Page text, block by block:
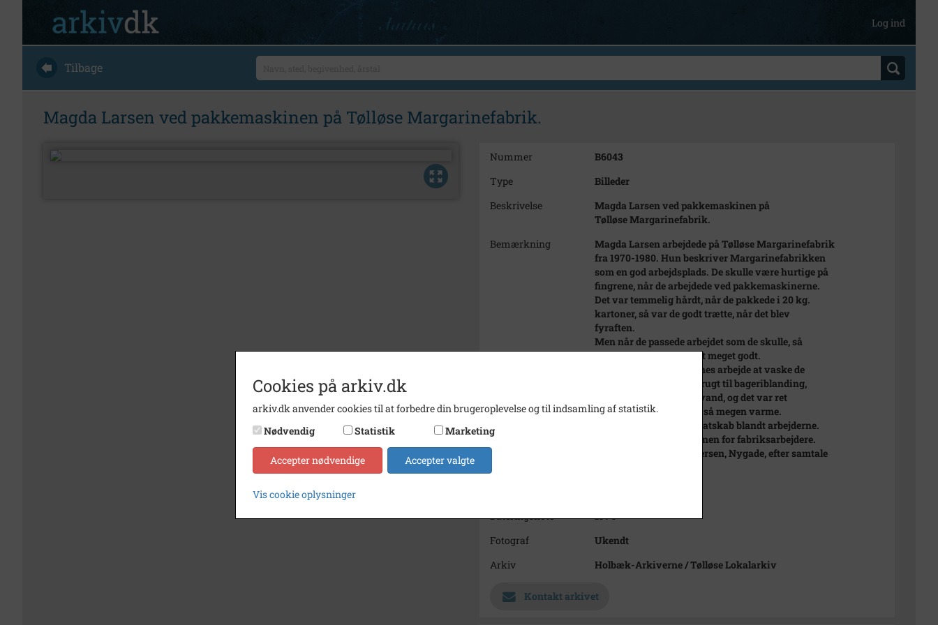
Log ind
Tilbage
Magda Larsen ved pakkemaskinen på Tølløse Margarinefabrik.
Nummer
B6043
Type
Billeder
Beskrivelse
Magda Larsen ved pakkemaskinen på
Tølløse Margarinefabrik.
Bemærkning
Magda Larsen arbejdede på Tølløse Margarinefabrik
fra 1970-1980. Hun beskriver Margarinefabrikken
som en god arbejdsplads. De skulle være hurtige på
fingrene, når de arbejdede ved pakkemaskinerne.
Det var temmelig hårdt, når de pakkede i 20 kg.
kartoner, så var de godt trætte, når det blev
fyraften.
Men når de passede arbejdet som de skulle, så
syntes hun de havde det meget godt.
Det var bl.a. også pigernes arbejde at vaske de
store spande, der blev brugt til bageriblanding,
af. Det skete i kogende vand, og det var ret
ubehageligt at arbejde i så megen varme.
Der var et godt kammeratskab blandt arbejderne.
Lønnen var mindstelønnen for fabriksarbejdere.
(Skrevet af Robert Andersen, Nygade, efter samtale
Dateringsnote
1974
Fotograf
Ukendt
Arkiv
Holbæk-Arkiverne / Tølløse Lokalarkiv
Kontakt arkivet
Cookies på arkiv.dk
arkiv.dk anvender cookies til at forbedre din brugeroplevelse og til indsamling af statistik.
Nødvendig
Statistik Marketing
Accepter nødvendige Accepter valgte
Vis cookie oplysninger